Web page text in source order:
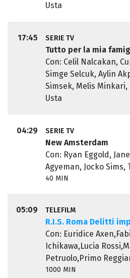
Usta
17:45 SERIE TV
Tutto per la mia
Con: Celil Nalcakan,
Simge Selcuk, Aylin
Simsek, Melis Minkari,
Usta
04:29 SERIE TV
New Amsterdam
Con: Ryan Eggold,
Agyeman, Jocko Sims,
40 MIN
05:09 TELEFILM
R.I.S. Roma Delitti
Con: Euridice
Ichikawa,Lucia
Petruolo,Primo
1000 MIN